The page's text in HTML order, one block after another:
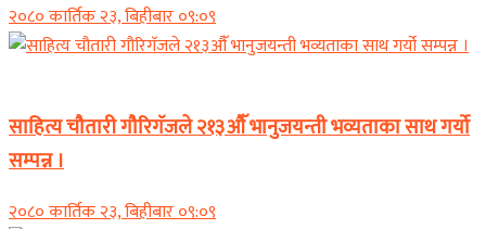
२०८० कार्तिक २३, बिहीबार ०९:०९
साहित्य चौतारी गौरिगॅजले २१३औॅ भानुजयन्ती भव्यताका साथ गर्यो
सम्पन्न ।
२०८० कार्तिक २३, बिहीबार ०९:०९